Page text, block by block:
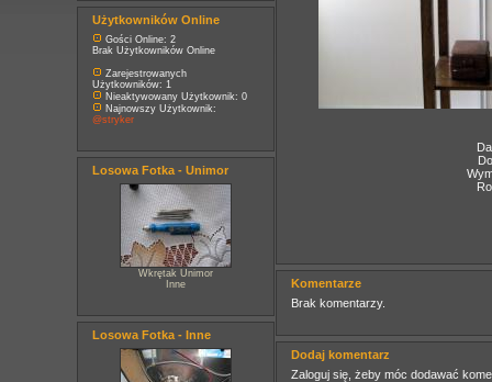
Użytkowników Online
Gości Online: 2
Brak Użytkowników Online
Zarejestrowanych
Użytkowników: 1
Nieaktywowany Użytkownik: 0
Najnowszy Użytkownik:
@stryker
Losowa Fotka - Unimor
Wkrętak Unimor
Inne
Losowa Fotka - Inne
Komentarze
Brak komentarzy.
Dodaj komentarz
Zaloguj się, żeby móc dodawać